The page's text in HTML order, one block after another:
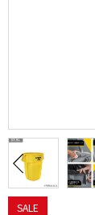
SALE